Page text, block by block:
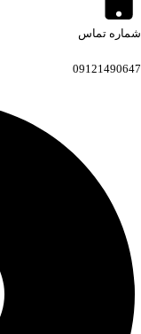
شماره تماس
09121490647